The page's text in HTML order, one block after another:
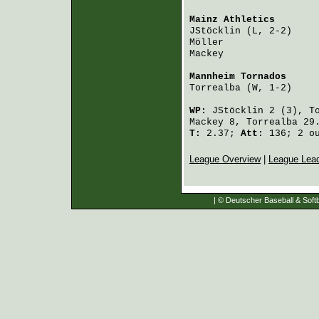
Mainz Athletics
JStöcklin (L, 2-2)
Möller
Mackey
Mannheim Tornados
Torrealba (W, 1-2)
WP: JStöcklin 2 (3),
Mackey 8, Torrealba
T:
2.37; Att: 136; 2
League Overview| League
| © Deutscher Baseball &